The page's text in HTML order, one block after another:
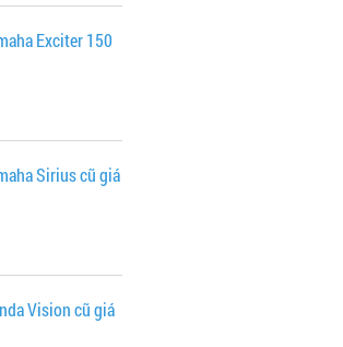
Exciter 150
Sirius cũ giá
Vision cũ giá